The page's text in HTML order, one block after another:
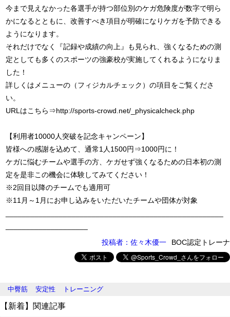
今まで見えなかった各選手が持つ部位別のケガ危険度が数字で明ら
かになるとともに、改善すべき項目が明確になりケガを予防できる
ようになります。
それだけでなく『記録や成績の向上』も見られ、強くなるための測
定としても多くのスポーツの強豪校が実施してくれるようになりま
した！
詳しくはメニューの（フィジカルチェック）の項目をご覧くださ
い。
URLはこちら⇒http://sports-crowd.net/_physicalcheck.php
【利用者10000人突破を記念キャンペーン】
皆様への感謝を込めて、通常1人1500円⇒1000円に！
ケガに悩むチームや選手の方、ケガせず強くなるための日本初の測
定を是非この機会に体験してみてください！
※2回目以降のチームでも適用可
※11月～1月にお申し込みをいただいたチームや団体が対象
投稿者：佐々木優一
BOC認定トレーナ
中臀筋 安定性 トレーニング
【新着】関連記事